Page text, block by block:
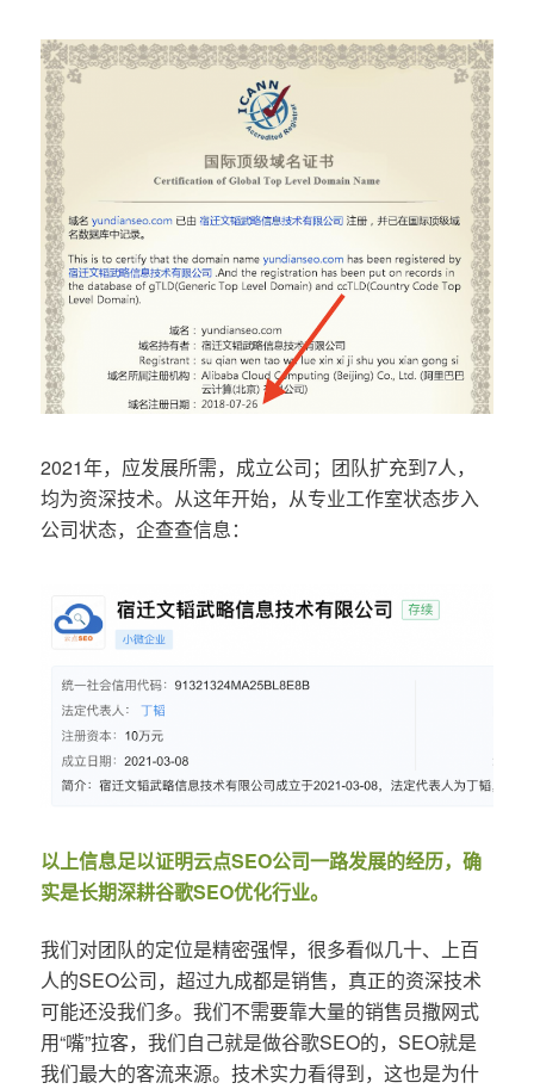
2021年，应发展所需，成立公司；团队扩充到7人，
均为资深技术。从这年开始，从专业工作室状态步入
公司状态，企查查信息：
以上信息足以证明云点SEO公司一路发展的经历，确
实是长期深耕谷歌SEO优化行业。
我们对团队的定位是精密强悍，很多看似几十、上百
人的SEO公司，超过九成都是销售，真正的资深技术
可能还没我们多。我们不需要靠大量的销售员撒网式
用“嘴”拉客，我们自己就是做谷歌SEO的，SEO就是
我们最大的客流来源。技术实力看得到，这也是为什